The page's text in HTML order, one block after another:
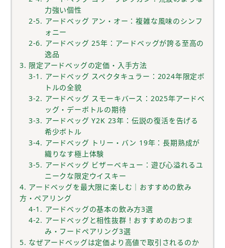
力強い個性
2-5. アードベッグ アン・オー：複雑な風味のシンフ
ォニー
2-6. アードベッグ 25年：アードベッグが誇る至高の
逸品
3. 限定アードベッグの定価・入手方法
3-1. アードベッグ スペクタキュラー：2024年限定ボ
トルの全貌
3-2. アードベッグ スモーキバース：2025年アードベ
ッグ・デーボトルの期待
3-3. アードベッグ Y2K 23年：伝説の復活を告げる
希少ボトル
3-4. アードベッグ トリー・バン 19年：長期熟成が
織りなす極上体験
3-5. アードベッグ ビザーベキュー：遊び心溢れるユ
ニークな限定ウイスキー
4. アードベッグを最大限に楽しむ｜おすすめの飲み
方・ペアリング
4-1. アードベッグの基本の飲み方3選
4-2. アードベッグと相性抜群！おすすめのおつま
み・フードペアリング3選
5. なぜアードベッグは定価より高値で取引されるのか